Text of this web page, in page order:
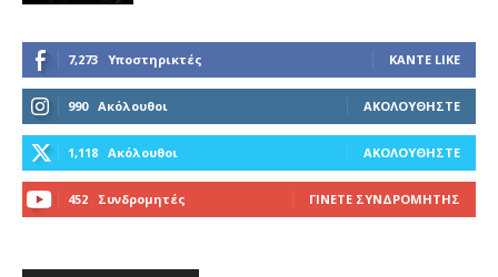
7,273 Υποστηρικτές ΚΆΝΤΕ LIKE
990 Ακόλουθοι ΑΚΟΛΟΥΘΉΣΤΕ
1,118 Ακόλουθοι ΑΚΟΛΟΥΘΉΣΤΕ
452 Συνδρομητές ΓΊΝΕΤΕ ΣΥΝΔΡΟΜΗΤΉΣ